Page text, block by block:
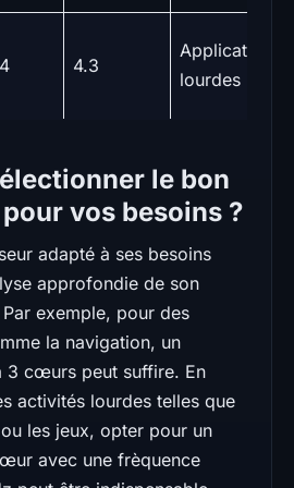
4.3
Applications
lourdes
le bon
vos besoins ?
adapté à ses besoins
approfondie de son
exemple, pour des
la navigation, un
3 cœurs peut suffire. En
activités lourdes telles que
les jeux, opter pour un
avec une frèquence